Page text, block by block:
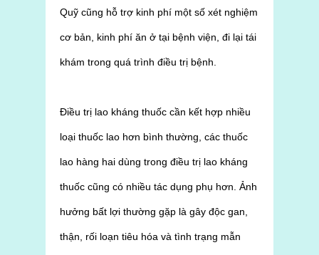
Quỹ cũng hỗ trợ kinh phí một số xét nghiệm
cơ bản, kinh phí ăn ở tại bệnh viện, đi lại tái
khám trong quá trình điều trị bệnh.
Điều trị lao kháng thuốc cần kết hợp nhiều
loại thuốc lao hơn bình thường, các thuốc
lao hàng hai dùng trong điều trị lao kháng
thuốc cũng có nhiều tác dụng phụ hơn. Ảnh
hưởng bất lợi thường gặp là gây độc gan,
thận, rối loạn tiêu hóa và tình trạng mẫn